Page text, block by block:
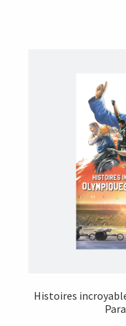
Histoires